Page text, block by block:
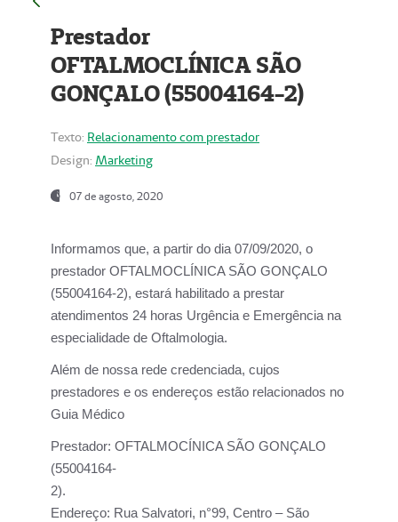
Prestador
OFTALMOCLÍNICA SÃO
GONÇALO (55004164-2)
Texto: Relacionamento com prestador
Design: Marketing
07 de agosto, 2020
Informamos que, a partir do dia07/09/2020, o
prestador OFTALMOCLÍNICA SÃO GONÇALO
(55004164-2), estará habilitado a prestar
atendimentos 24 horas Urgência e Emergência na
especialidade de Oftalmologia.
Além de nossa rede credenciada, cujos
prestadores e os endereços estão relacionados no
Guia Médico
Prestador: OFTALMOCÍNICA SÃO GONÇALO
(55004164-
2).
Endereço: Rua Salvatori, n°99, Centro – São